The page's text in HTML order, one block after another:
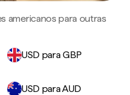
americanos para outras
USD para GBP
USD para AUD